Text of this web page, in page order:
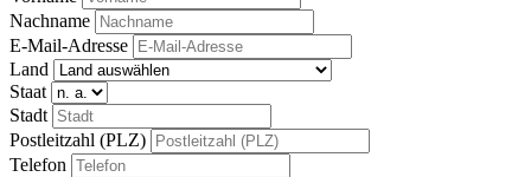
Nachname
E-Mail-Adresse
Land
Staat
Stadt
Postleitzahl (PLZ)
Telefon